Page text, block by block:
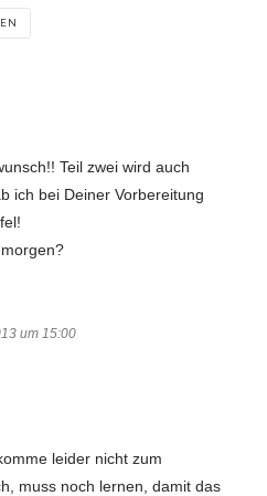
Teil zwei wird auch
ich bei Deiner Vorbereitung
um 15:00
leider nicht zum
muss noch lernen, damit das